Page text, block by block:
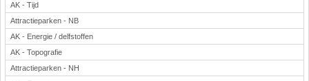
AK - Tijd
Attractieparken - NB
AK - Energie / delfstoffen
AK - Topografie
Attractieparken - NH